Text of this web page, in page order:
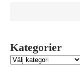
Kategorier